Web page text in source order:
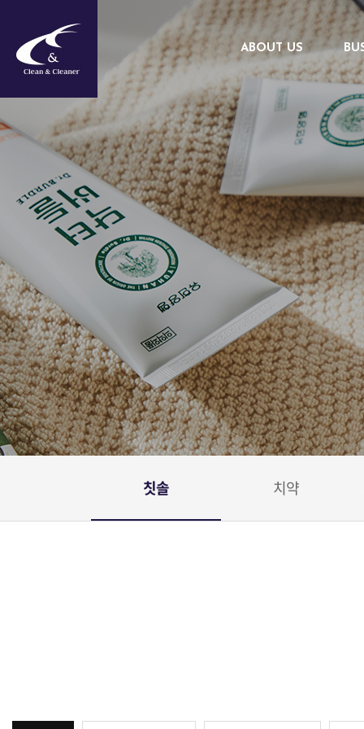
ABOUT US
칫솔 치약